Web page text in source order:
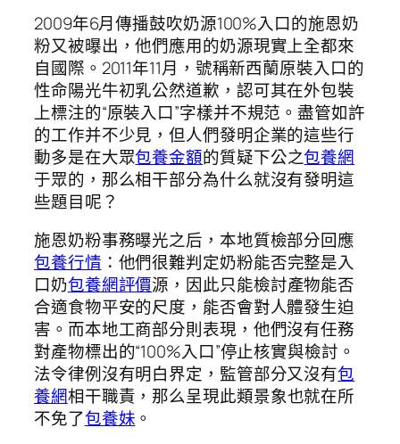
2009年6月傳播鼓吹奶源100%入口的施恩奶
粉又被曝出，他們應用的奶源現實上全都來
自國際。2011年11月，號稱新西蘭原裝入口的
性命陽光牛初乳公然道歉，認可其在外包裝
上標注的“原裝入口”字樣并不規范。盡管如許
的工作并不少見，但人們發明企業的這些行
動多是在大眾包養金額的質疑下公之包養網
于眾的，那么相干部分為什么就沒有發明這
些題目呢？
施恩奶粉事務曝光之后，本地質檢部分回應
包養行情 ：他們很難判定奶粉能否完整是入
口奶包養網評價源，因此只能檢討產物能否
合適食物平安的尺度，能否會對人體發生迫
害。而本地工商部分則表現，他們沒有任務
對產物標出的“100%入口”停止核實與檢討。
法令律例沒有明白界定，監管部分又沒有包
養網相干職責，那么呈現此類景象也就在所
不免了包養妹 。